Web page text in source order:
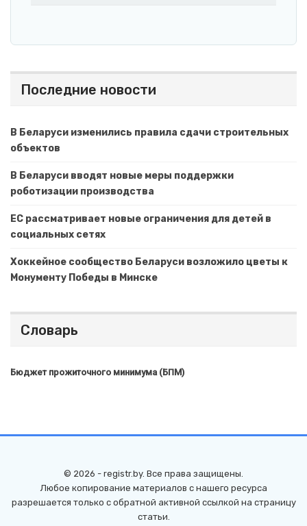
Последние новости
В Беларуси изменились правила сдачи строительных
объектов
В Беларуси вводят новые меры поддержки
роботизации производства
ЕС рассматривает новые ограничения для детей в
социальных сетях
Хоккейное сообщество Беларуси возложило цветы к
Монументу Победы в Минске
Словарь
Бюджет прожиточного минимума (БПМ)
© 2026 - registr.by. Все права защищены.
Любое копирование материалов с нашего ресурса
разрешается только с обратной активной ссылкой на страницу
статьи.